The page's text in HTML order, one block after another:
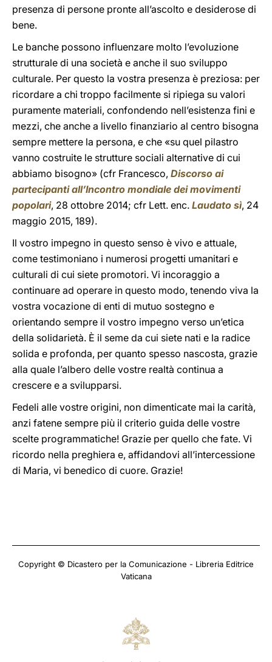
presenza di persone pronte all’ascolto e desiderose di
bene.
Le banche possono influenzare molto l’evoluzione
strutturale di una società e anche il suo sviluppo
culturale. Per questo la vostra presenza è preziosa: per
ricordare a chi troppo facilmente si ripiega su valori
puramente materiali, confondendo nell’esistenza fini e
mezzi, che anche a livello finanziario al centro bisogna
sempre mettere la persona, e che «su quel pilastro
vanno costruite le strutture sociali alternative di cui
abbiamo bisogno» (cfr Francesco, Discorso ai
partecipanti all’Incontro mondiale dei movimenti
popolari, 28 ottobre 2014; cfr Lett. enc. Laudato sì, 24
maggio 2015, 189).
Il vostro impegno in questo senso è vivo e attuale,
come testimoniano i numerosi progetti umanitari e
culturali di cui siete promotori. Vi incoraggio a
continuare ad operare in questo modo, tenendo viva la
vostra vocazione di enti di mutuo sostegno e
orientando sempre il vostro impegno verso un’etica
della solidarietà. È il seme da cui siete nati e la radice
solida e profonda, per quanto spesso nascosta, grazie
alla quale l’albero delle vostre realtà continua a
crescere e a svilupparsi.
Fedeli alle vostre origini, non dimenticate mai la carità,
anzi fatene sempre più il criterio guida delle vostre
scelte programmatiche! Grazie per quello che fate. Vi
ricordo nella preghiera e, affidandovi all’intercessione
di Maria, vi benedico di cuore. Grazie!
Copyright © Dicastero per la Comunicazione - Libreria Editrice
Vaticana